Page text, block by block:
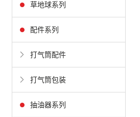
草地球系列
配件系列
打气筒配件
打气筒包装
抽油器系列